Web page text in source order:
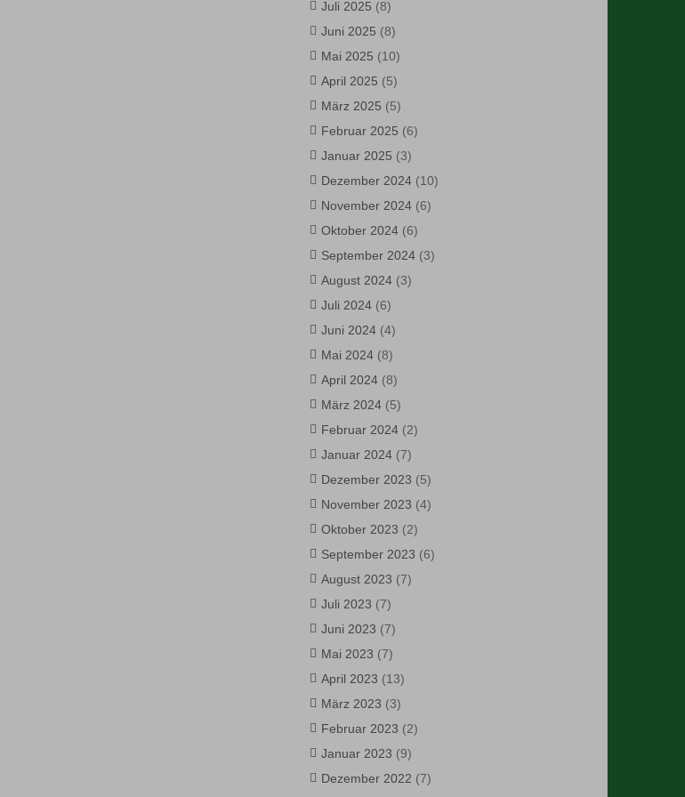
Juli 2025 (8)
Juni 2025 (8)
Mai 2025 (10)
April 2025 (5)
März 2025 (5)
Februar 2025 (6)
Januar 2025 (3)
Dezember 2024(10)
November 2024(6)
Oktober 2024(6)
September 2024(3)
August 2024(3)
Juli 2024(6)
Juni 2024(4)
Mai 2024(8)
April 2024(8)
März 2024(5)
Februar 2024(2)
Januar 2024(7)
Dezember 2023 (5)
November 2023 (4)
Oktober 2023 (2)
September 2023 (6)
August 2023 (7)
Juli 2023 (7)
Juni 2023 (7)
Mai 2023 (7)
April 2023 (13)
März 2023 (3)
Februar 2023 (2)
Januar 2023 (9)
Dezember 2022 (7)